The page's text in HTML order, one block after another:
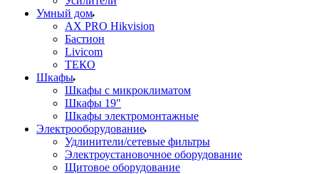
Умный дом
AX PRO Hikvision
Бастион
Livicom
ТЕКО
Шкафы
Шкафы с микроклиматом
Шкафы 19"
Шкафы электромонтажные
Электрооборудование
Удлинители/сетевые фильтры
Электроустановочное оборудование
Щитовое оборудование